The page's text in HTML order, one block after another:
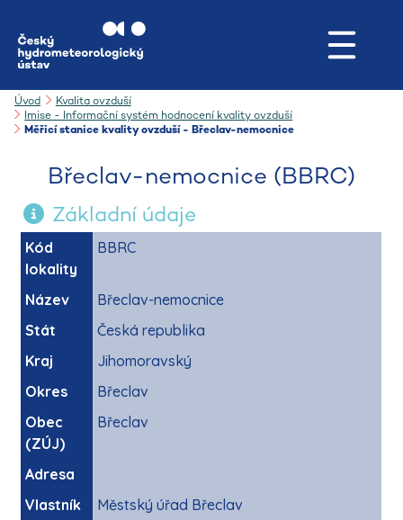
Úvod
Kvalita ovzduší
Imise - Informační systém hodnocení kvality ovzduší
Měřicí stanice kvality ovzduší - Břeclav-nemocnice
Břeclav-nemocnice (BBRC)
Základní údaje
Kód
lokality
BBRC
Název
Břeclav-nemocnice
Stát
Česká republika
Kraj
Jihomoravský
Okres
Břeclav
Obec
(ZÚJ)
Břeclav
Adresa
Vlastník
Městský úřad Břeclav